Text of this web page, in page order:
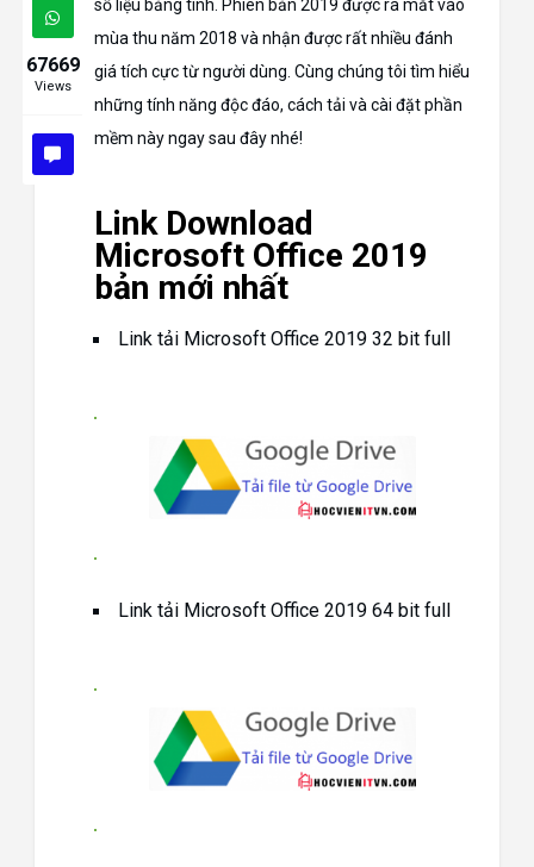
67669
Views
số liệu bảng tính. Phiên bản 2019 được ra mắt vào
mùa thu năm 2018 và nhận được rất nhiều đánh
giá tích cực từ người dùng. Cùng chúng tôi tìm hiểu
những tính năng độc đáo, cách tải và cài đặt phần
mềm này ngay sau đây nhé!
Link Download
Microsoft Office 2019
bản mới nhất
Link tải Microsoft Office 2019 32 bit full
Link tải Microsoft Office 2019 64 bit full